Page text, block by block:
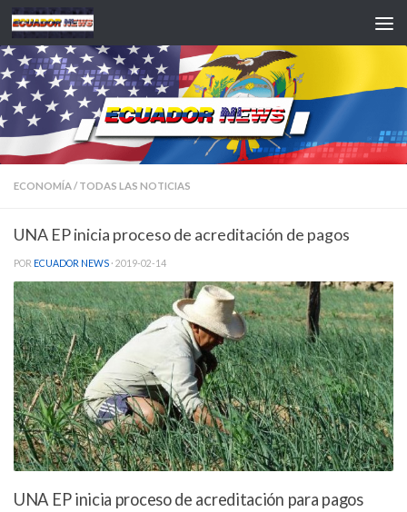
Saltar al contenido
ECONOMÍA/ TODAS LAS NOTICIAS
UNA EP inicia proceso de acreditación de pagos
POR ECUADOR NEWS · 2019-02-14
UNA EP inicia proceso de acreditación para pagos